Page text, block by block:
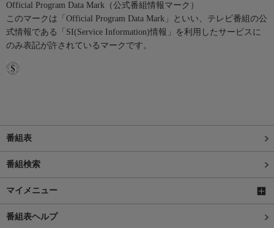
Official Program Data Mark（公式番組情報マーク）
このマークは「Official Program Data Mark」といい、テレビ番組の公
式情報である「SI(Service Information)情報」を利用したサービスに
のみ表記が許されているマークです。
番組表
番組検索
マイメニュー
番組表ヘルプ